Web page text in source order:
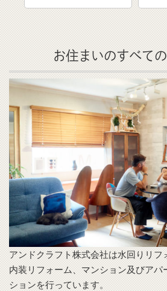
お住まいのすべて
アンドクラフト株式会社は水回りリフ
内装リフォーム、マンション及びアパ
ションを行っています。